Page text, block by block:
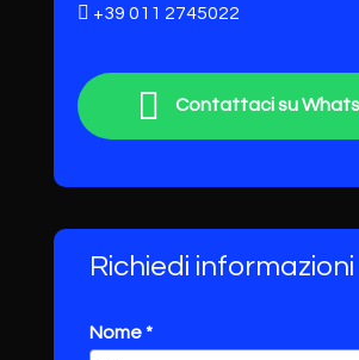
+39 011 2745022
Contattaci su
Richiedi informazioni
Nome *